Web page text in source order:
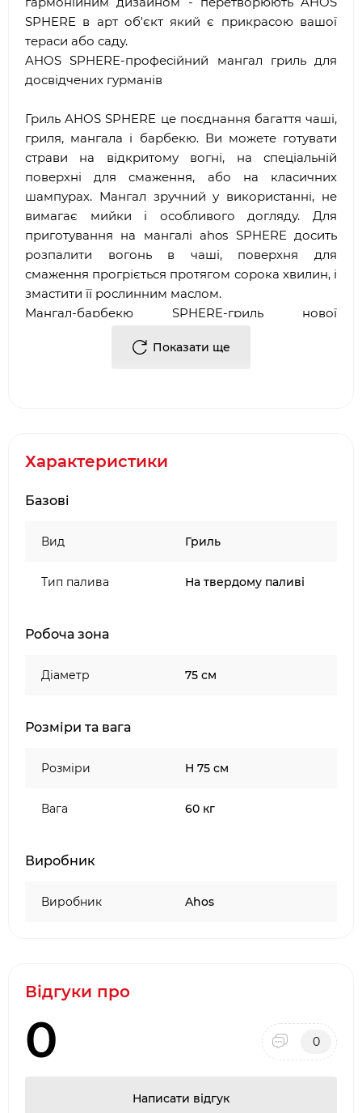
SPHERE в арт об'єкт який є прикрасою вашої
тераси або саду.
AHOS SPHERE-професійний мангал гриль для
досвідчених гурманів
Гриль AHOS SPHERE це поєднання багаття чаші,
гриля, мангала і барбекю. Ви можете готувати
страви на відкритому вогні, на спеціальній
поверхні для смаження, або на класичних
шампурах. Мангал зручний у використанні, не
вимагає мийки і особливого догляду. Для
приготування на мангалі ahos SPHERE досить
розпалити вогонь в чаші, поверхня для
смаження прогріється протягом сорока хвилин, і
змастити її рослинним маслом.
Мангал-барбекю SPHERE-гриль нової
поверхню і AHOS SPHERE перетвориться в
75 см.
Матеріал поверхні для смаження
Покриття жарочної поверхні 4-х шарове
Матеріал корпусу мангала Сталь S235JR
кремній-органічне 3-х шарове покриття
Пристрій полегшеної чистки від попелу
Показати ще
Характеристики
Базові
Вид Гриль
Тип палива На твердому паливі
Робоча зона
Діаметр 75 см
Розміри та вага
Розміри H 75 см
Вага 60 кг
Виробник
Виробник Ahos
Відгуки про
0 0
Написати відгук